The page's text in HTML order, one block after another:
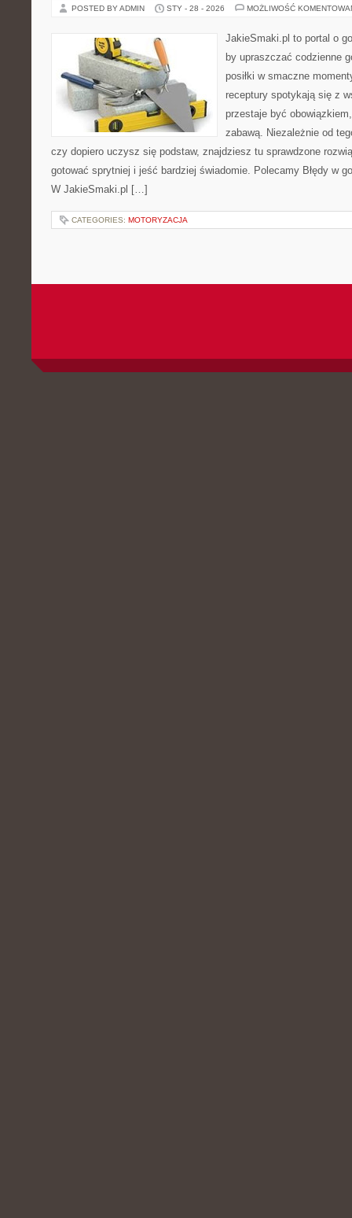
POSTED BY ADMIN STY - 28 - 2026 MOŻLIWOŚĆ
JakieSmaki.pl to portal o
by upraszczać codzienne
posiłki w smaczne
receptury spotykają się z
przestaje być
zabawą. Niezależnie od
czy dopiero uczysz się podstaw, znajdziesz tu sprawdzone
gotować sprytniej i jeść bardziej świadomie. Polecamy Błędy w
W JakieSmaki.pl […]
CATEGORIES: MOTORYZACJA